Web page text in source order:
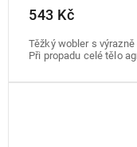
543 Kč
Těžký wobler s
Při propadu celé tělo